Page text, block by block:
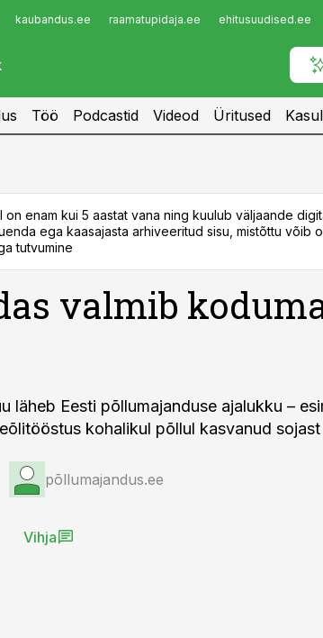
kaubandus.ee raamatupidaja.ee ehitusuudised.ee
Töö Podcastid Videod Üritused
on enam kui 5 aastat vana ning kuulub väljaande
ega kaasajasta arhiveeritud sisu, mistõttu võib
tutvumine
valmib
läheb Eesti põllumajanduse ajalukku –
kohalikul põllul kasvanud
põllumajandus.ee
Vihja